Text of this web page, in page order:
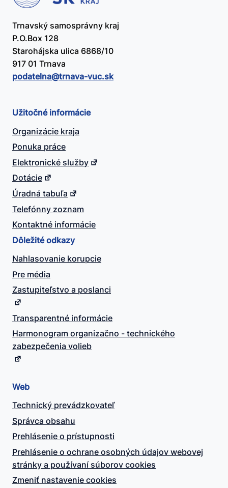
Trnavský samosprávny kraj
P.O.Box 128
Starohájska ulica 6868/10
917 01 Trnava
podatelna@​trnava-vuc.sk
Užitočné informácie
Organizácie kraja
Ponuka práce
Elektronické služby
Dotácie
Úradná tabuľa
Telefónny zoznam
Kontaktné informácie
Dôležité odkazy
Nahlasovanie korupcie
Pre média
Zastupiteľstvo a poslanci
Transparentné informácie
Harmonogram organizačno - technického
zabezpečenia volieb
Web
Technický prevádzkovateľ
Správca obsahu
Prehlásenie o prístupnosti
Prehlásenie o ochrane osobných údajov webovej
stránky a používaní súborov cookies
Zmeniť nastavenie cookies